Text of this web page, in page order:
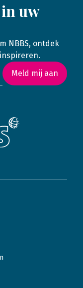
uw
NBBS, ontdek
Meld mij aan